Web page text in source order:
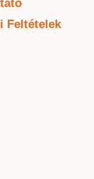
Feltételek